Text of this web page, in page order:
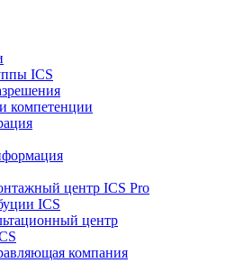
ICS
компетенции
центр ICS Pro
ICS
центр
компания